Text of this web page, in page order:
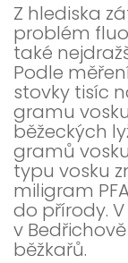
Z hlediska
problém
také
Podle
stovky tisíc
gramu
běžeckých
gramů
typu vosku
miligram
do přírody.
v
běžkařů.